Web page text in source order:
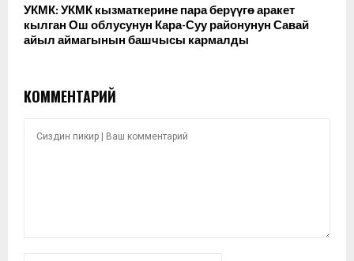
УКМК: УКМК кызматкерине пара берүүгө аракет
кылган Ош облусунун Кара-Суу районунун Савай
айыл аймагынын башчысы кармалды
КОММЕНТАРИЙ